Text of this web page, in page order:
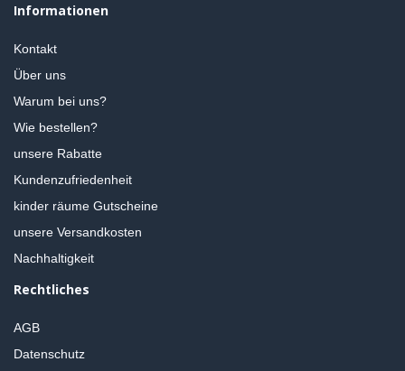
Informationen
Kontakt
Über uns
Warum bei uns?
Wie bestellen?
unsere Rabatte
Kundenzufriedenheit
kinder räume Gutscheine
unsere Versandkosten
Nachhaltigkeit
Rechtliches
AGB
Datenschutz